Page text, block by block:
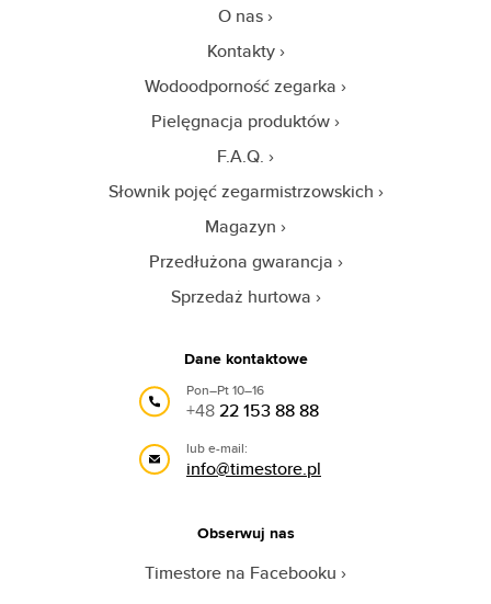
O nas
Kontakty
Wodoodporność zegarka
Pielęgnacja produktów
F.A.Q.
Słownik pojęć zegarmistrzowskich
Magazyn
Przedłużona gwarancja
Sprzedaż hurtowa
Dane kontaktowe
Pon–Pt 10–16
+4822 153 88 88
lub e-mail:
info@timestore.pl
Obserwuj nas
Timestore na Facebooku